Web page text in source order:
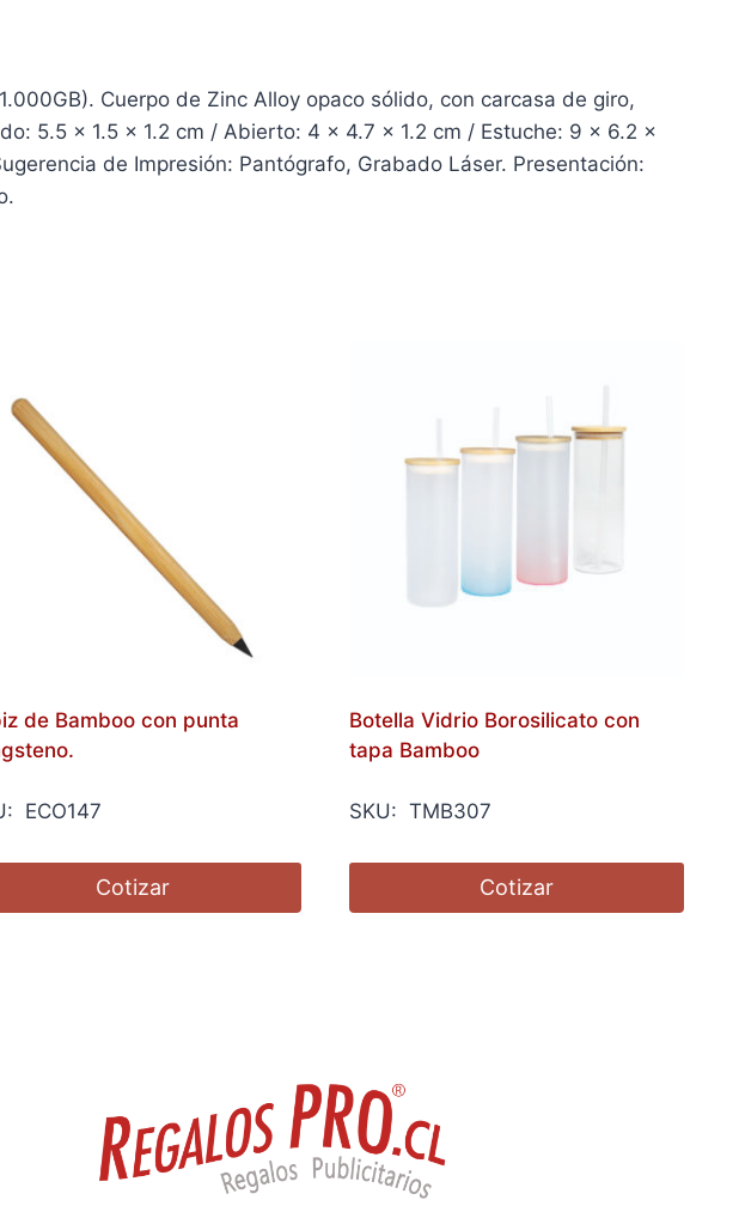
Cuerpo de Zinc Alloy opaco sólido, con carcasa de giro,
5.5 x 1.5 x 1.2 cm / Abierto: 4 x 4.7 x 1.2 cm / Estuche: 9 x 6.2 x
de Impresión: Pantógrafo, Grabado Láser. Presentación:
de Bamboo con punta
ECO147
Cotizar
Botella Vidrio Borosilicato con
tapa Bamboo
SKU: TMB307
Cotizar